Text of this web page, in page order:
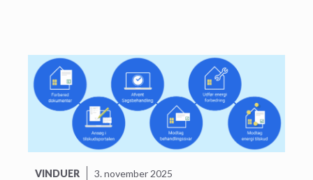
VINDUER 3. november 2025